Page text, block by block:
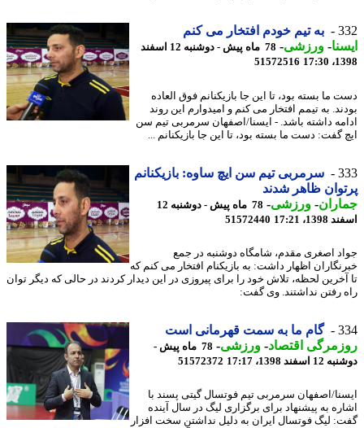
به تیم خودم افتخار می کنم
-ورزشی-
78 ماه پیش - دوشنبه 12 اسفند
51572516
ما بسته بود، تا این جا بازیکنانم فوق العاده
به تیمم افتخار می کنم و امیدوارم این روند
داشته باشد. - ایسنا/اصفهان سرمربی تیم سن
گفت: دست ما بسته بود، تا این جا بازیکنانم ...
سرمربی تیم سن ایچ ساوه: بازیکنانم
ظاهر شدند
- ورزشی-
78 ماه پیش - دوشنبه 12
17:21
51572440
اصغری مقدم، شامگاه دوشنبه در جمع
اظهار داشت: به بازیکنام افتخار می کنم که
لحظه، تلاش خود را برای پیروزی در این دیدار کردند در حالی که دیگر توان
رفتن نداشتند. وی گفت:
گام ما به سمت قهرمانی است
اقتصاد-ورزشی-
78 ماه پیش -
1398، 17:17
51572372
اصفهان سرمربی تیم فوتسال گیتی پسند با
به پیشنهاد برای برگزاری لیگ در سال آینده
لیگ فوتسال ایران به دلیل نداشتن سخت افزار